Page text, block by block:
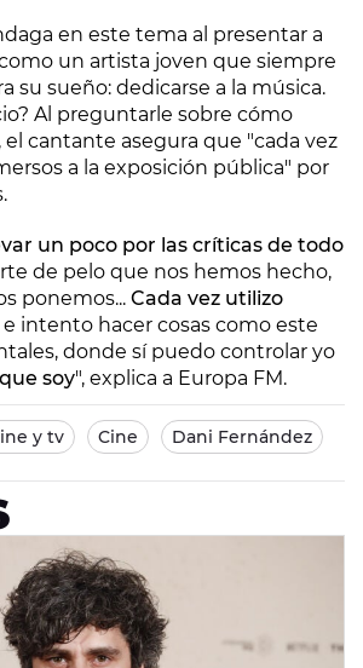
en este tema al presentar a
un artista joven que siempre
su sueño: dedicarse a la música.
Al preguntarle sobre cómo
el cantante asegura que "cada vez
a la exposición pública" por
un poco por las críticas de todo
de pelo que nos hemos hecho,
ponemos... Cada vez utilizo
e intento hacer cosas como este
donde sí puedo controlar yo
soy", explica a Europa FM.
y tv Cine Dani Fernández